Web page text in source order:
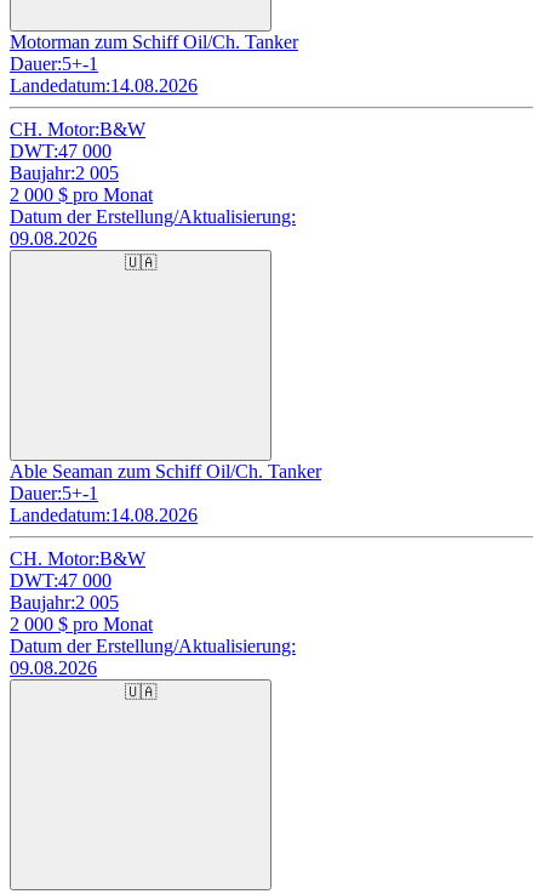
Motorman zum Schiff Oil/Ch. Tanker
Dauer:5+-1
Landedatum:14.08.2026
CH. Motor:B&W
DWT:47 000
Baujahr:2 005
2 000 $ pro Monat
Datum der Erstellung/Aktualisierung:
09.08.2026
🇺🇦
Able Seaman zum Schiff Oil/Ch. Tanker
Dauer:5+-1
Landedatum:14.08.2026
CH. Motor:B&W
DWT:47 000
Baujahr:2 005
2 000 $ pro Monat
Datum der Erstellung/Aktualisierung:
09.08.2026
🇺🇦